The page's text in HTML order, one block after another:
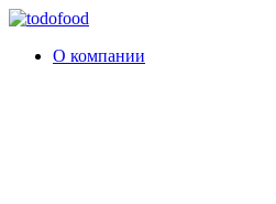
О компании